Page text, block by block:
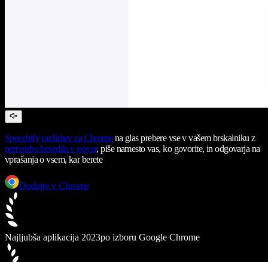
Speechify razširitev za Chromena glas prebere vse v vašem brskalniku z
pretvorbo besedila v govor, piše namesto vas, ko govorite, in odgovarja na
vprašanja o vsem, kar berete
Dodajte v Chrome
Najljubša aplikacija 2023po izboru Google Chrome